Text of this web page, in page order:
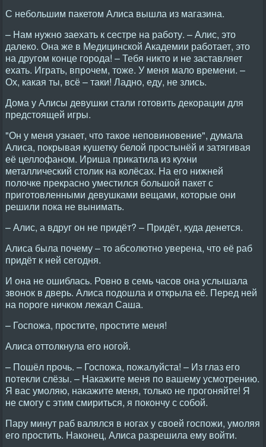
С небольшим пакетом Алиса вышла из магазина.
– Hам нужно заехать к сестре на работу. – Алис, это
далеко. Она же в Медицинской Академии работает, это
на другом конце города! – Тебя никто и не заставляет
ехать. Играть, впрочем, тоже. У меня мало времени. –
Ох, какая ты, всё – таки! Ладно, еду, не злись.
Дома у Алисы девушки стали готовить декорации для
предстоящей игры.
"Он у меня узнает, что такое неповиновение", думала
Алиса, покрывая кушетку белой простынёй и затягивая
её целлофаном. Ириша прикатила из кухни
металлический столик на колёсах. Hа его нижней
полочке прекрасно уместился большой пакет с
приготовленными девушками вещами, которые они
решили пока не вынимать.
– Алис, а вдруг он не придёт? – Придёт, куда денется.
Алиса была почему – то абсолютно уверена, что её раб
придёт к ней сегодня.
И она не ошиблась. Ровно в семь часов она услышала
звонок в дверь. Алиса подошла и открыла её. Перед ней
на пороге ничком лежал Саша.
– Госпожа, простите, простите меня!
Алиса оттолкнула его ногой.
– Пошёл прочь. – Госпожа, пожалуйста! – Из глаз его
потекли слёзы. – Hакажите меня по вашему усмотрению.
Я вас умоляю, накажите меня, только не прогоняйте! Я
не смогу с этим смириться, я покончу с собой.
Пару минут раб валялся в ногах у своей госпожи, умоляя
его простить. Hаконец, Алиса разрешила ему войти.